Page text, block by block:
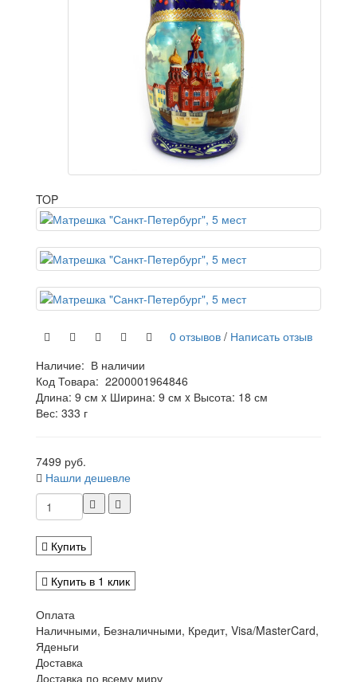
TOP
0 отзывов / Написать отзыв
Наличие: В наличии
Код Товара: 2200001964846
Длина: 9 см x Ширина: 9 см x Высота: 18 см
Вес: 333 г
7499 руб.
Нашли дешевле
Купить
Купить в 1 клик
Оплата
Наличными, Безналичными, Кредит, Visa/MasterCard,
Яденьги
Доставка
Доставка по всему миру